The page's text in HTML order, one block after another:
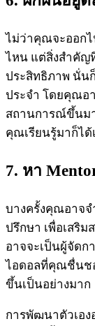
ไม่ว่าคุณจะออก
ไหน แต่สิ่งสำคัญ
ประสิทธิภาพ นั่น
ประจำ โดยคุณอ
สถานการณ์ขึ้นมา
คุณเรียนรู้มาก็ไ
7. หา
บางครั้งคุณอาจ
ปรึกษา เพื่อเสริ
อาจจะเป็นผู้จัด
ไอดอลที่คุณชื่นช
ขึ้นเป็นอย่างมาก
การพัฒนาตัวเอ